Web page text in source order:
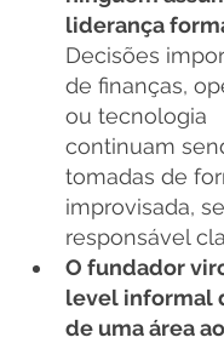
liderança
Decisões
de finanças,
ou tecnologia
continuam
tomadas de
improvisada,
responsável
O fundador
level informal
de uma área